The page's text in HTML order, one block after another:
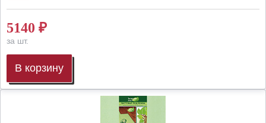
5140 ₽
за шт.
В корзину